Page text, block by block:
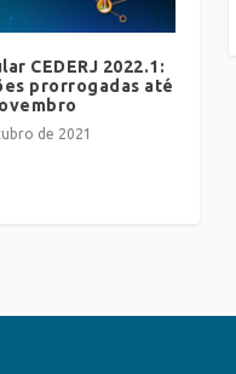
CEDERJ 2022.1:
prorrogadas até
de 2021